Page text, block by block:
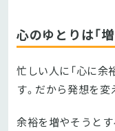
心のゆとりは「
忙しい人に「心に余
す。だから発想を変
余裕を増やそうとす